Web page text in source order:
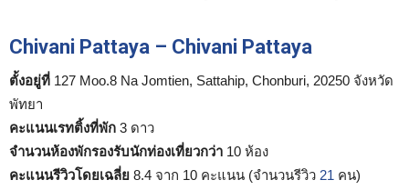
Chivani Pattaya – Chivani Pattaya
ตั้งอยู่ที่ 127 Moo.8 Na Jomtien, Sattahip, Chonburi, 20250 จังหวัด
พัทยา
คะแนนเรทติ้งที่พัก 3 ดาว
จำนวนห้องพักรองรับนักท่องเที่ยวกว่า 10 ห้อง
คะแนนรีวิวโดยเฉลี่ย 8.4 จาก 10 คะแนน (จำนวนรีวิว 21 คน)